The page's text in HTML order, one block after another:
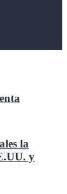
la
y